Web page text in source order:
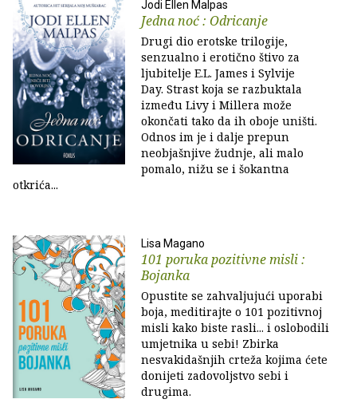
Jodi Ellen Malpas
Jedna noć : Odricanje
Drugi dio erotske trilogije,
senzualno i erotično štivo za
ljubitelje E.L. James i Sylvije
Day. Strast koja se razbuktala
između Livy i Millera može
okončati tako da ih oboje uništi.
Odnos im je i dalje prepun
neobjašnjive žudnje, ali malo
pomalo, nižu se i šokantna
otkrića...
Lisa Magano
101 poruka pozitivne misli :
Bojanka
Opustite se zahvaljujući uporabi
boja, meditirajte o 101 pozitivnoj
misli kako biste rasli... i oslobodili
umjetnika u sebi! Zbirka
nesvakidašnjih crteža kojima ćete
donijeti zadovoljstvo sebi i
drugima.